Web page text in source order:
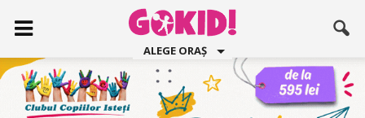
ALEGE ORAȘ